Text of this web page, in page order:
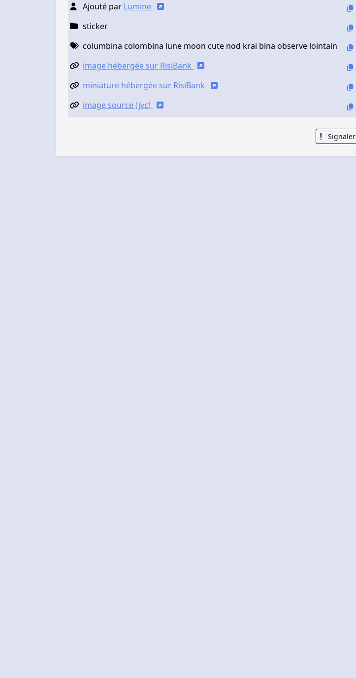
Ajouté par Lumine
sticker
columbina colombina lune moon cute nod krai bina observe lointain
image hébergée sur RisiBank
miniature hébergée sur RisiBank
image source (jvc)
Signaler